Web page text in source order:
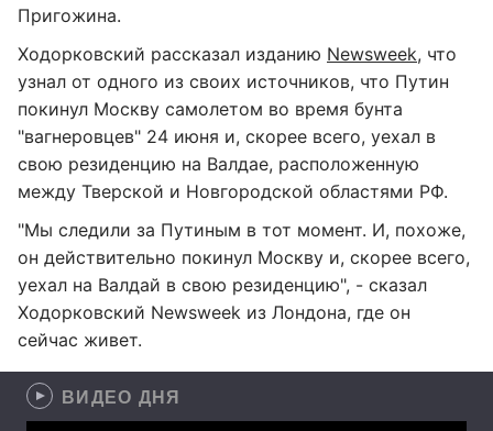
Пригожина.
Ходорковский рассказал изданию Newsweek, что
узнал от одного из своих источников, что Путин
покинул Москву самолетом во время бунта
"вагнеровцев" 24 июня и, скорее всего, уехал в
свою резиденцию на Валдае, расположенную
между Тверской и Новгородской областями РФ.
"Мы следили за Путиным в тот момент. И, похоже,
он действительно покинул Москву и, скорее всего,
уехал на Валдай в свою резиденцию", - сказал
Ходорковский Newsweek из Лондона, где он
сейчас живет.
ВИДЕО ДНЯ